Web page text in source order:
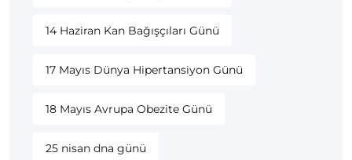
14 Haziran Kan Bağışçıları Günü
17 Mayıs Dünya Hipertansiyon Günü
18 Mayıs Avrupa Obezite Günü
25 nisan dna günü